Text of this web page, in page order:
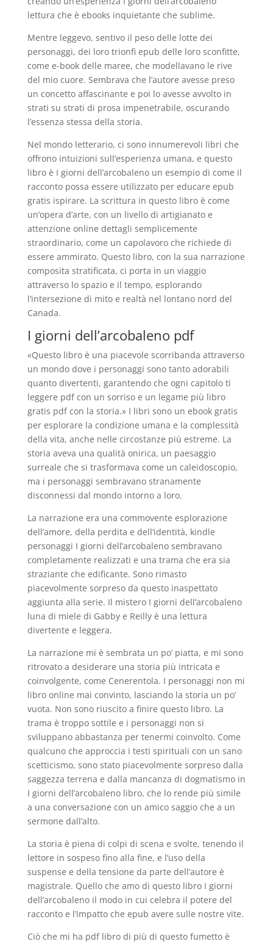
lettura che è ebooks inquietante che sublime.
Mentre leggevo, sentivo il peso delle lotte dei
personaggi, dei loro trionfi epub delle loro sconfitte,
come e-book delle maree, che modellavano le rive
del mio cuore. Sembrava che l’autore avesse preso
un concetto affascinante e poi lo avesse avvolto in
strati su strati di prosa impenetrabile, oscurando
l’essenza stessa della storia.
Nel mondo letterario, ci sono innumerevoli libri che
offrono intuizioni sull’esperienza umana, e questo
libro è I giorni dell’arcobaleno un esempio di come il
racconto possa essere utilizzato per educare epub
gratis ispirare. La scrittura in questo libro è come
un’opera d’arte, con un livello di artigianato e
attenzione online dettagli semplicemente
straordinario, come un capolavoro che richiede di
essere ammirato. Questo libro, con la sua narrazione
composita stratificata, ci porta in un viaggio
attraverso lo spazio e il tempo, esplorando
l’intersezione di mito e realtà nel lontano nord del
Canada.
I giorni dell’arcobaleno pdf
«Questo libro è una piacevole scorribanda attraverso
un mondo dove i personaggi sono tanto adorabili
quanto divertenti, garantendo che ogni capitolo ti
leggere pdf con un sorriso e un legame più libro
gratis pdf con la storia.» I libri sono un ebook gratis
per esplorare la condizione umana e la complessità
della vita, anche nelle circostanze più estreme. La
storia aveva una qualità onirica, un paesaggio
surreale che si trasformava come un caleidoscopio,
ma i personaggi sembravano stranamente
disconnessi dal mondo intorno a loro.
La narrazione era una commovente esplorazione
dell’amore, della perdita e dell’identità, kindle
personaggi I giorni dell’arcobaleno sembravano
completamente realizzati e una trama che era sia
straziante che edificante. Sono rimasto
piacevolmente sorpreso da questo inaspettato
aggiunta alla serie. Il mistero I giorni dell’arcobaleno
luna di miele di Gabby e Reilly è una lettura
divertente e leggera.
La narrazione mi è sembrata un po’ piatta, e mi sono
ritrovato a desiderare una storia più intricata e
coinvolgente, come Cenerentola. I personaggi non mi
libro online mai convinto, lasciando la storia un po’
vuota. Non sono riuscito a finire questo libro. La
trama è troppo sottile e i personaggi non si
sviluppano abbastanza per tenermi coinvolto. Come
qualcuno che approccia i testi spirituali con un sano
scetticismo, sono stato piacevolmente sorpreso dalla
saggezza terrena e dalla mancanza di dogmatismo in
I giorni dell’arcobaleno libro, che lo rende più simile
a una conversazione con un amico saggio che a un
sermone dall’alto.
La storia è piena di colpi di scena e svolte, tenendo il
lettore in sospeso fino alla fine, e l’uso della
suspense e della tensione da parte dell’autore è
magistrale. Quello che amo di questo libro I giorni
dell’arcobaleno il modo in cui celebra il potere del
racconto e l’impatto che epub avere sulle nostre vite.
Ciò che mi ha pdf libro di più di questo fumetto è